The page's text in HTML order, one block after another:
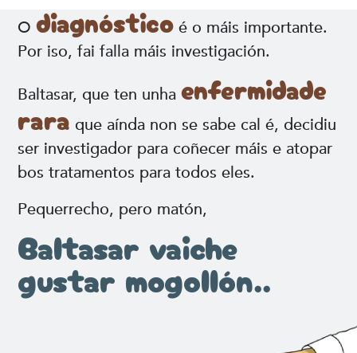
Odiagnóstico é o máis importante.
Por iso, fai falla máis investigación.
Baltasar, que ten unhaenfermidade
rara que aínda non se sabe cal é, decidiu
ser investigador para coñecer máis e atopar
bos tratamentos para todos eles.
Pequerrecho, pero matón,
Baltasar vaiche
gustar mogollón..